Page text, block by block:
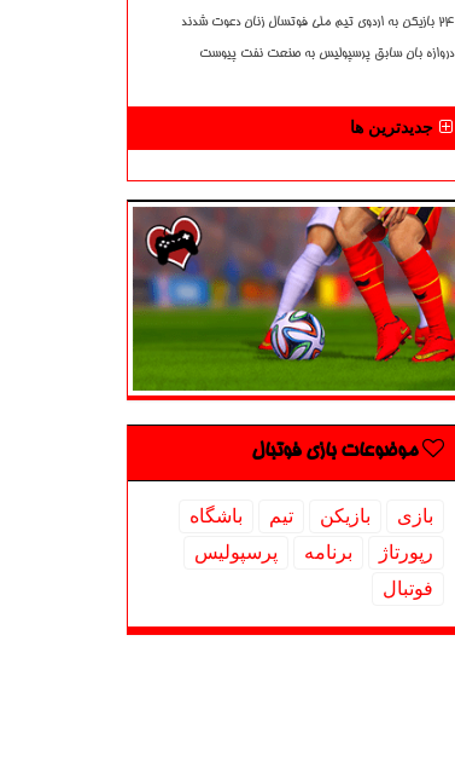
۲۴ بازیکن به اردوی تیم ملی فوتسال زنان دعوت شدند
دروازه بان سابق پرسپولیس به صنعت نفت پیوست
جدیدترین ها
موضوعات بازی فوتبال
بازی بازیكن تیم
باشگاه
رپورتاژ
برنامه
پرسپولیس
فوتبال